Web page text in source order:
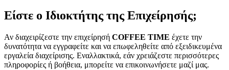
Είστε ο Ιδιοκτήτης της Επιχείρησής;
Αν διαχειρίζεστε την επιχείρησή COFFEE TIME έχετε την
δυνατότητα να εγγραφείτε και να επωφεληθείτε από εξειδικευμένα
εργαλεία διαχείρισης. Εναλλακτικά, εάν χρειάζεστε περισσότερες
πληροφορίες ή βοήθεια, μπορείτε να επικοινωνήσετε μαζί μας.